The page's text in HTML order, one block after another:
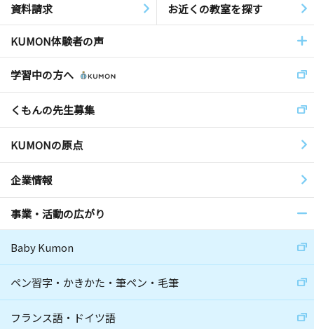
資料請求 お近くの教室を探す
KUMON体験者の声
学習中の方へ
くもんの先生募集
KUMONの原点
企業情報
事業・活動の広がり
Baby Kumon
ペン習字・かきかた・筆ペン・毛筆
フランス語・ドイツ語